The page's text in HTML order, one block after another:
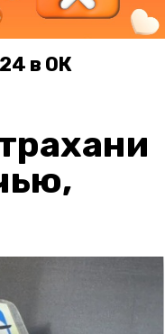
в ОК